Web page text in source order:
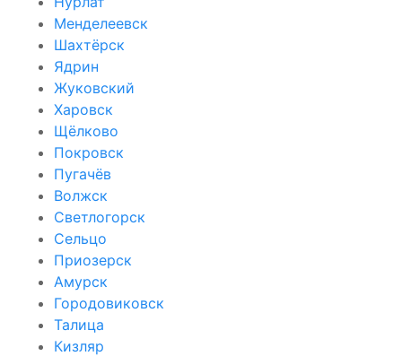
Менделеевск
Шахтёрск
Ядрин
Жуковский
Харовск
Щёлково
Покровск
Пугачёв
Волжск
Светлогорск
Сельцо
Приозерск
Амурск
Городовиковск
Талица
Кизляр